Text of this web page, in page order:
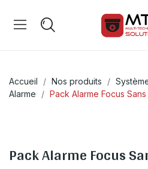
Accueil Nos produits
Alarme
Pack Alarme Focus Sans
Pack Alarme Focus